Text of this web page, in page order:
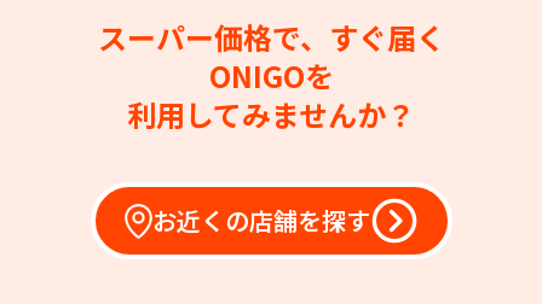
スーパー価格で、すぐ届く
ONIGOを
利用してみませんか？
お近くの店舗を探す